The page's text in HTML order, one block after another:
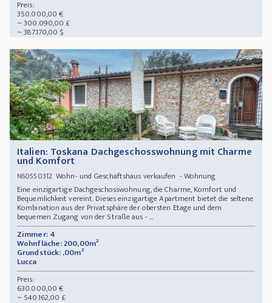
Preis:
350.000,00 €
~ 300.090,00 £
~ 387.170,00 $
Italien: Toskana Dachgeschosswohnung mit Charme
und Komfort
N60550312Wohn- und Geschäftshaus verkaufen - Wohnung
Eine einzigartige Dachgeschosswohnung, die Charme, Komfort und
Bequemlichkeit vereint. Dieses einzigartige Apartment bietet die seltene
Kombination aus der Privatsphäre der obersten Etage und dem
bequemen Zugang von der Straße aus - ...
Zimmer: 4
Wohnfläche: 200,00m²
Grundstück: ,00m²
Lucca
Preis:
630.000,00 €
~ 540.162,00 £